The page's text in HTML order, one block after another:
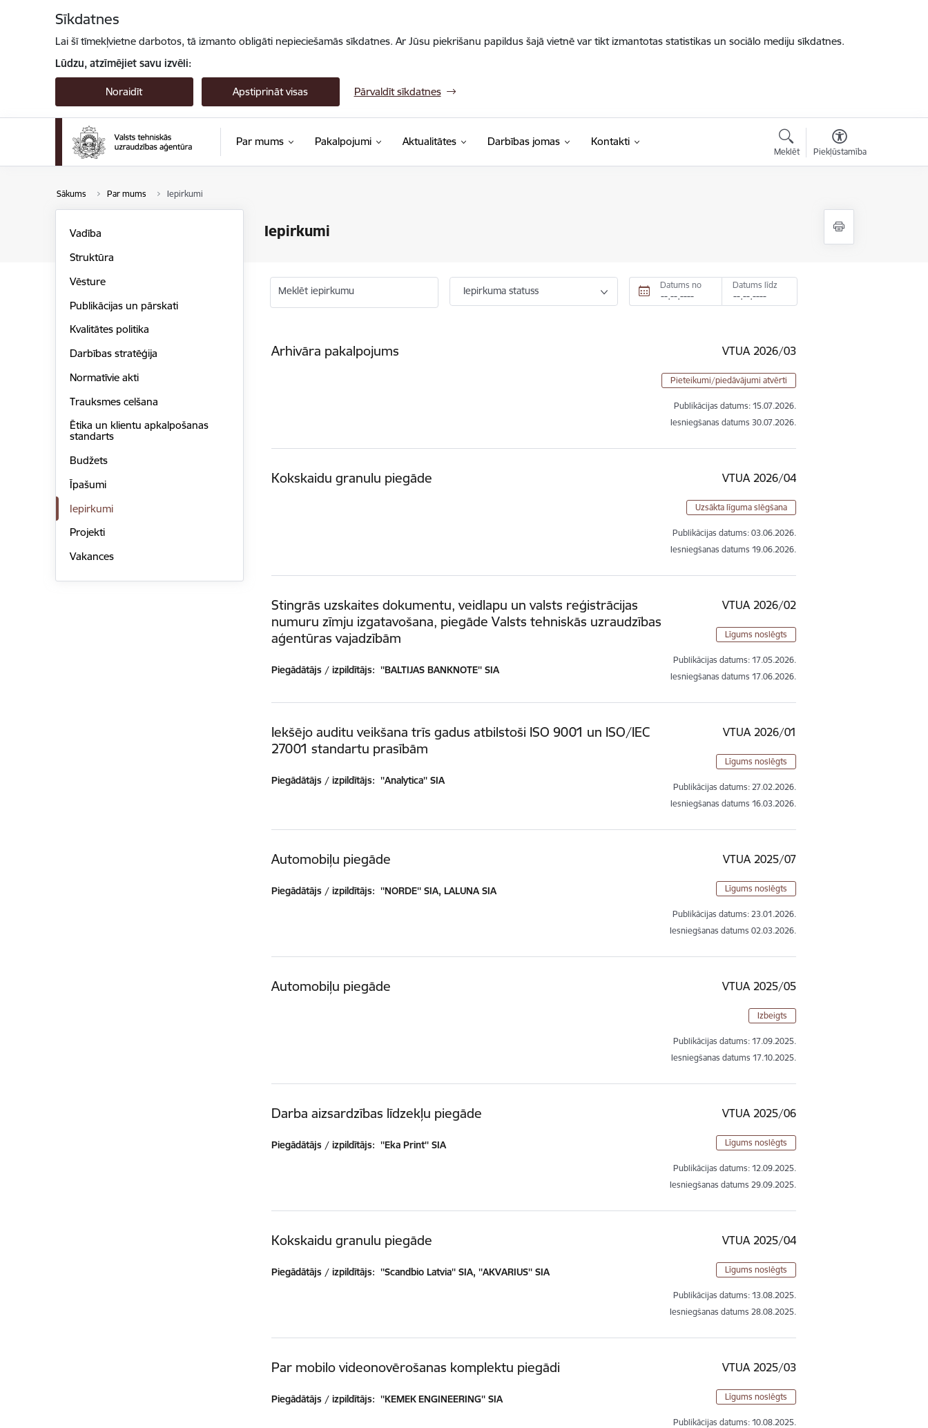
Sīkdatnes
Lai šī tīmekļvietne darbotos, tā izmanto obligāti nepieciešamās sīkdatnes. Ar Jūsu piekrišanu papildus šajā vietnē var tikt izmantotas statistikas un sociālo mediju sīkdatnes.
Lūdzu, atzīmējiet savu izvēli:
Noraidīt Apstiprināt visas Pārvaldīt sīkdatnes
Par mums Pakalpojumi Aktualitātes Darbības jomas Kontakti
Meklēt Piekļūstamība
Sākums Par mums Iepirkumi
Iepirkumi
Vadība
Struktūra
Vēsture
Publikācijas un pārskati
Kvalitātes politika
Darbības stratēģija
Normatīvie akti
Trauksmes celšana
Ētika un klientu apkalpošanas
standarts
Budžets
Īpašumi
Iepirkumi
Projekti
Vakances
Meklēt iepirkumu Iepirkuma statuss Datums no Datums līdz
Arhivāra pakalpojums VTUA 2026/03
Pieteikumi/piedāvājumi atvērti
Publikācijas datums: 15.07.2026.
Iesniegšanas datums 30.07.2026.
Kokskaidu granulu piegāde VTUA 2026/04
Uzsākta līguma slēgšana
Publikācijas datums: 03.06.2026.
Iesniegšanas datums 19.06.2026.
Stingrās uzskaites dokumentu, veidlapu un valsts reģistrācijas
numuru zīmju izgatavošana, piegāde Valsts tehniskās uzraudzības
aģentūras vajadzībām
Piegādātājs / izpildītājs: ''BALTIJAS BANKNOTE'' SIA
VTUA 2026/02
Līgums noslēgts
Publikācijas datums: 17.05.2026.
Iesniegšanas datums 17.06.2026.
Iekšējo auditu veikšana trīs gadus atbilstoši ISO 9001 un ISO/IEC
27001 standartu prasībām
Piegādātājs / izpildītājs: ''Analytica'' SIA
VTUA 2026/01
Līgums noslēgts
Publikācijas datums: 27.02.2026.
Iesniegšanas datums 16.03.2026.
Automobiļu piegāde
Piegādātājs / izpildītājs: ''NORDE'' SIA, LALUNA SIA
VTUA 2025/07
Līgums noslēgts
Publikācijas datums: 23.01.2026.
Iesniegšanas datums 02.03.2026.
Automobiļu piegāde VTUA 2025/05
Izbeigts
Publikācijas datums: 17.09.2025.
Iesniegšanas datums 17.10.2025.
Darba aizsardzības līdzekļu piegāde
Piegādātājs / izpildītājs: ''Eka Print'' SIA
VTUA 2025/06
Līgums noslēgts
Publikācijas datums: 12.09.2025.
Iesniegšanas datums 29.09.2025.
Kokskaidu granulu piegāde
Piegādātājs / izpildītājs: ''Scandbio Latvia'' SIA, ''AKVARIUS'' SIA
VTUA 2025/04
Līgums noslēgts
Publikācijas datums: 13.08.2025.
Iesniegšanas datums 28.08.2025.
Par mobilo videonovērošanas komplektu piegādi
Piegādātājs / izpildītājs: ''KEMEK ENGINEERING'' SIA
VTUA 2025/03
Līgums noslēgts
Publikācijas datums: 10.08.2025.